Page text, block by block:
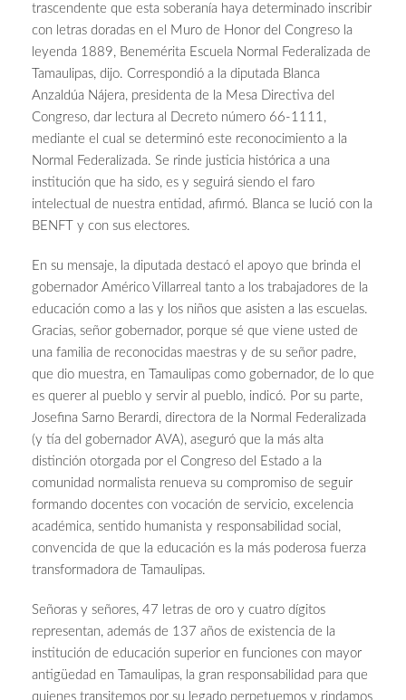
trascendente que esta soberanía haya determinado inscribir
con letras doradas en el Muro de Honor del Congreso la
leyenda 1889, Benemérita Escuela Normal Federalizada de
Tamaulipas, dijo. Correspondió a la diputada Blanca
Anzaldúa Nájera, presidenta de la Mesa Directiva del
Congreso, dar lectura al Decreto número 66-1111,
mediante el cual se determinó este reconocimiento a la
Normal Federalizada. Se rinde justicia histórica a una
institución que ha sido, es y seguirá siendo el faro
intelectual de nuestra entidad, afirmó. Blanca se lució con la
BENFT y con sus electores.
En su mensaje, la diputada destacó el apoyo que brinda el
gobernador Américo Villarreal tanto a los trabajadores de la
educación como a las y los niños que asisten a las escuelas.
Gracias, señor gobernador, porque sé que viene usted de
una familia de reconocidas maestras y de su señor padre,
que dio muestra, en Tamaulipas como gobernador, de lo que
es querer al pueblo y servir al pueblo, indicó. Por su parte,
Josefina Sarno Berardi, directora de la Normal Federalizada
(y tía del gobernador AVA), aseguró que la más alta
distinción otorgada por el Congreso del Estado a la
comunidad normalista renueva su compromiso de seguir
formando docentes con vocación de servicio, excelencia
académica, sentido humanista y responsabilidad social,
convencida de que la educación es la más poderosa fuerza
transformadora de Tamaulipas.
Señoras y señores, 47 letras de oro y cuatro dígitos
representan, además de 137 años de existencia de la
institución de educación superior en funciones con mayor
antigüedad en Tamaulipas, la gran responsabilidad para que
quienes transitemos por su legado perpetuemos y rindamos